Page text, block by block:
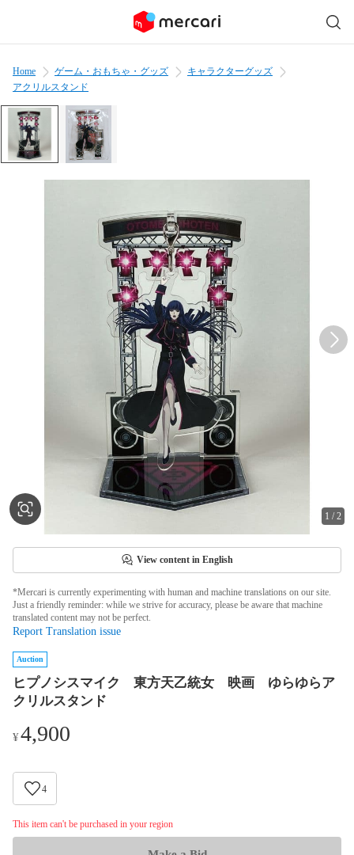
Home ゲーム・おもちゃ・グッズ
キャラクターグッズ
アクリルスタンド
1 /2
View content in English
*Mercari is currently experimenting with human and machine translations on our site.
Just a friendly reminder: while we strive for accuracy, please be aware that machine
translated content may not be perfect.
Report Translation issue
Auction
ヒプノシスマイク 東方天乙統女 映画 ゆらゆらア
クリルスタンド
¥4,900
4
This item can't be purchased in your region